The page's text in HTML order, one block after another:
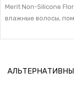
Merit Non-Silicone
влажные волосы,